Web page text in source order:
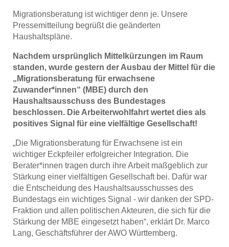
Migrationsberatung ist wichtiger denn je. Unsere
Pressemitteilung begrüßt die geänderten
Haushaltspläne.
Nachdem ursprünglich Mittelkürzungen im Raum
standen, wurde gestern der Ausbau der Mittel für die
„Migrationsberatung für erwachsene
Zuwander*innen“ (MBE) durch den
Haushaltsausschuss des Bundestages
beschlossen. Die Arbeiterwohlfahrt wertet dies als
positives Signal für eine vielfältige Gesellschaft!
„Die Migrationsberatung für Erwachsene ist ein
wichtiger Eckpfeiler erfolgreicher Integration. Die
Berater*innen tragen durch ihre Arbeit maßgeblich zur
Stärkung einer vielfältigen Gesellschaft bei. Dafür war
die Entscheidung des Haushaltsausschusses des
Bundestags ein wichtiges Signal - wir danken der SPD-
Fraktion und allen politischen Akteuren, die sich für die
Stärkung der MBE eingesetzt haben“, erklärt Dr. Marco
Lang, Geschäftsführer der AWO Württemberg.